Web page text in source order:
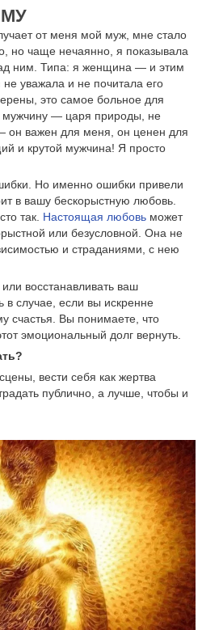
от меня мой муж, мне стало
но чаще нечаянно, я показывала
ним. Типа: я женщина — и этим
уважала и не почитала его
это самое больное для
мужчину — царя природы, не
он важен для меня, он ценен для
и крутой мужчина! Я просто
Но именно ошибки привели
в вашу бескорыстную любовь.
так. Настоящая любовь может
или безусловной. Она не
и страданиями, с нею
восстанавливать ваш
случае, если вы искренне
счастья. Вы понимаете, что
эмоциональный долг вернуть.
вести себя как жертва
публично, а лучше, чтобы и